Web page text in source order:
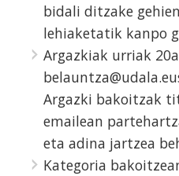
bidali ditzake
lehiaketatik kanpo
Argazkiak urriak
Argazki bakoitzak
emailean
eta adina jartzea
Kategoria